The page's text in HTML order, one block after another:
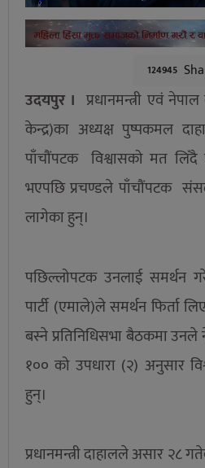
124945
उदयपुर । प्रधानमन्त्री एवं
केन्द्र)का अध्यक्ष पुष्पकमल
पाँचौंपटक विश्वासको मत लिँदै
भएपछि प्रचण्डले पाँचौंपटक
लागेका हुन्।
पछिल्लोपटक उनलाई समर्थन
पार्टी (एमाले)ले समर्थन फिर्ता
बस्ने प्रतिनिधिसभा बैठकमा उनले
१०० को उपधारा (२) अनुसार
हुन्।
प्रधानमन्त्री दाहालले असार २८